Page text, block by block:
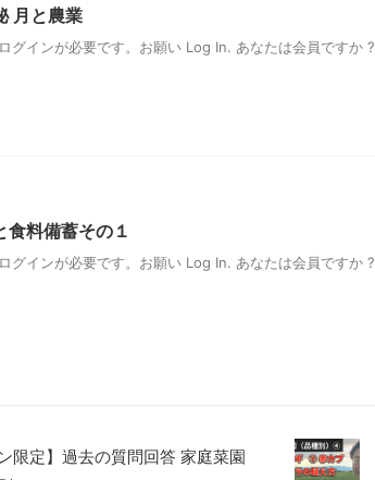
月と農業
グインが必要です。お願い Log In. あなたは会員ですか ?
食料備蓄その１
グインが必要です。お願い Log In. あなたは会員ですか ?
ン限定】過去の質問回答 家庭菜園